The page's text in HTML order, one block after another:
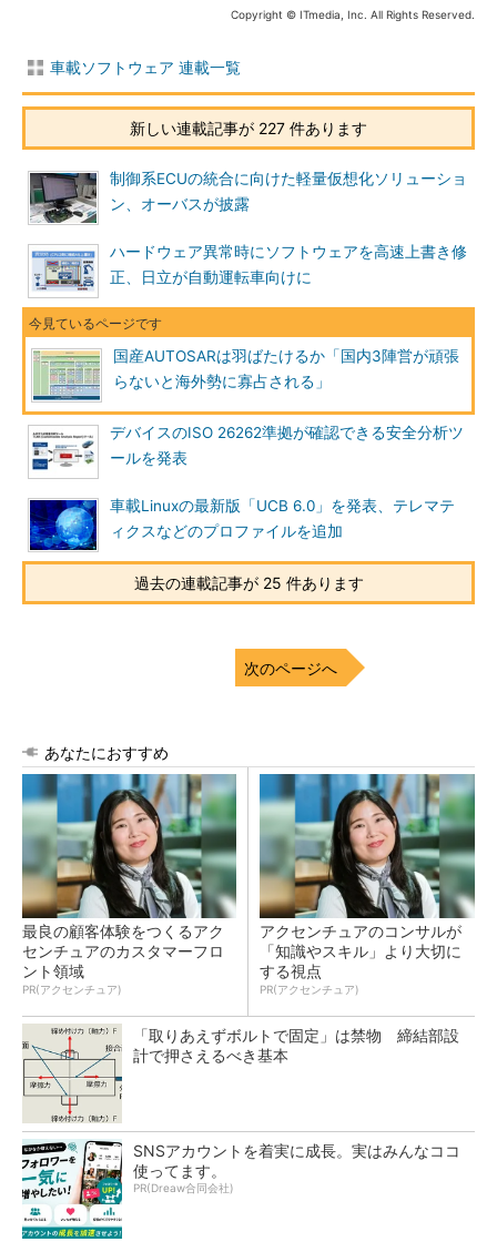
Copyright © ITmedia, Inc. All Rights Reserved.
車載ソフトウェア 連載一覧
新しい連載記事が 227 件あります
制御系ECUの統合に向けた軽量仮想化ソリューショ
ン、オーバスが披露
ハードウェア異常時にソフトウェアを高速上書き修
正、日立が自動運転車向けに
国産AUTOSARは羽ばたけるか「国内3陣営が頑張
らないと海外勢に寡占される」
デバイスのISO 26262準拠が確認できる安全分析ツ
ールを発表
車載Linuxの最新版「UCB 6.0」を発表、テレマテ
ィクスなどのプロファイルを追加
過去の連載記事が 25 件あります
次のページへ
あなたにおすすめ
最良の顧客体験をつくるアク
センチュアのカスタマーフロ
ント領域
PR(アクセンチュア)
アクセンチュアのコンサルが
「知識やスキル」より大切に
する視点
PR(アクセンチュア)
「取りあえずボルトで固定」は禁物 締結部設
計で押さえるべき基本
SNSアカウントを着実に成長。実はみんなココ
使ってます。
PR(Dreaw合同会社)